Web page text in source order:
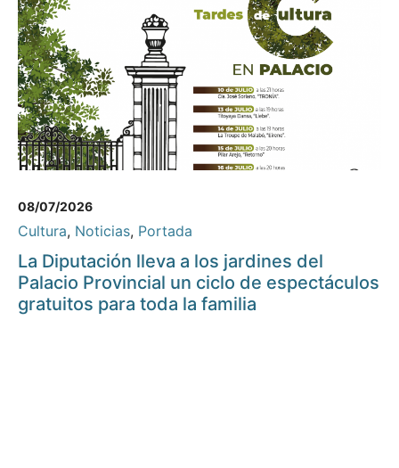
08/07/2026
Cultura, Noticias, Portada
La Diputación lleva a los jardines del
Palacio Provincial un ciclo de espectáculos
gratuitos para toda la familia